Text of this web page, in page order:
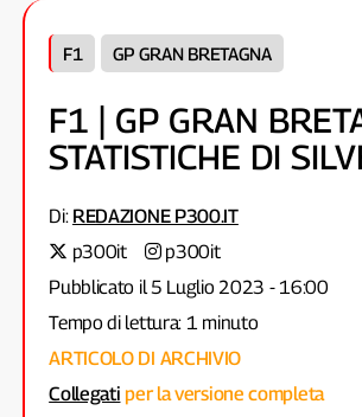
F1 GP GRAN BRETAGNA
F1 | GP GRAN
STATISTICHE DI
Di: REDAZIONE P300.IT
p300it
p300it
Pubblicato il 5 Luglio 2023 - 16:00
Tempo di lettura: 1 minuto
ARTICOLO DI ARCHIVIO
Collegati per la versione completa